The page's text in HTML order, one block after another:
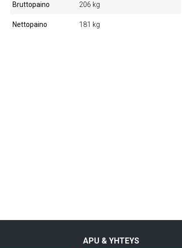
Bruttopaino 206 kg
Nettopaino 181 kg
APU & YHTEYS